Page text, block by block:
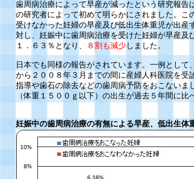
歯周病治療によって早産が減ったという研究報告
の研究者によって初めて明らかにされました。こ
受けなかった妊婦の早産及び低出生体重児が出産
対し、妊娠中に歯周病治療を受けた妊婦が早産及
１．６３％となり、
８割も減少しました。
日本でも同様の報告がされています。一例として
から２００８年３月までの間に産婦人科医院を受
指導や歯石の除去などの歯周病予防をおこないま
（体重１５００ｇ以下）の出生が過去５年間に比
妊娠中の歯周病治療の有無による早産、低出生体